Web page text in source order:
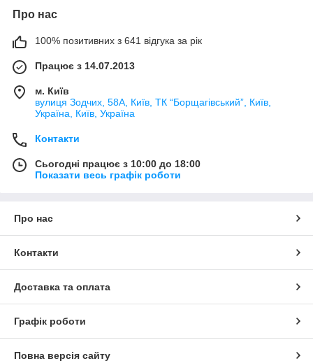
Про нас
100% позитивних з 641 відгука за рік
Працює з 14.07.2013
м. Київ
вулиця Зодчих, 58А, Київ, ТК “Борщагівський”, Київ,
Україна, Київ, Україна
Контакти
Сьогодні працює з 10:00 до 18:00
Показати весь графік роботи
Про нас
Контакти
Доставка та оплата
Графік роботи
Повна версія сайту